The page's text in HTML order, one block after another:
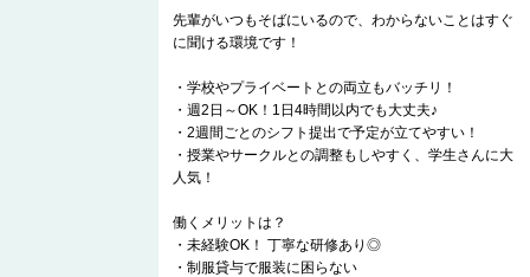
先輩がいつもそばにいるので、わからないことはすぐ
に聞ける環境です！
・学校やプライベートとの両立もバッチリ！
・週2日～OK！1日4時間以内でも大丈夫♪
・2週間ごとのシフト提出で予定が立てやすい！
・授業やサークルとの調整もしやすく、学生さんに大
人気！
働くメリットは？
・未経験OK！ 丁寧な研修あり◎
・制服貸与で服装に困らない